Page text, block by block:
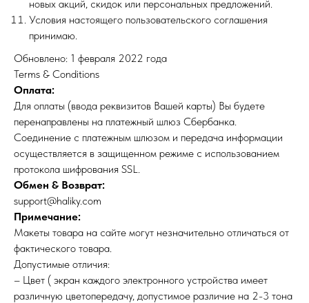
новых акций, скидок или персональных предложений.
Условия настоящего пользовательского соглашения
принимаю.
Обновлено: 1 февраля 2022 года
Terms & Conditions
Оплата:
Для оплаты (ввода реквизитов Вашей карты) Вы будете
перенаправлены на платежный шлюз Сбербанка.
Соединение с платежным шлюзом и передача информации
осуществляется в защищенном режиме с использованием
протокола шифрования SSL.
Обмен & Возврат:
support@haliky.com
Примечание:
Макеты товара на сайте могут незначительно отличаться от
фактического товара.
Допустимые отличия:
– Цвет ( экран каждого электронного устройства имеет
различную цветопередачу, допустимое различие на 2-3 тона